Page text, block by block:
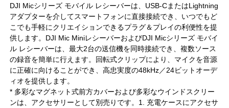
DJI Micシリーズ モバイル レシーバーは、USB-CまたはLightning
アダプターを介してスマートフォンに直接接続でき、いつでもど
こでも手軽にクリエイションできるプラグ＆プレイの利便性を提
供します。DJI Mic MiniレシーバーおよびDJI Micシリーズ モバイ
ル レシーバーは、最大2台の送信機を同時接続でき、複数ソース
の録音を簡単に行えます。回転式クリップにより、マイクを音源
に正確に向けることができ、高忠実度の48kHz／24ビットオーデ
ィオを提供します。
* 多彩なマグネット式前方カバーおよび多彩なウインドスクリー
ンは、アクセサリーとして別売りです。1. 充電ケースにアクセサ